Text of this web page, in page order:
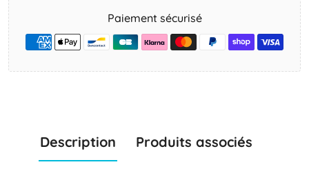
Paiement sécurisé
Description Produits associés